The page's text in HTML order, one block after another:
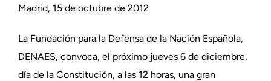
Madrid, 15 de octubre de 2012
La Fundación para la Defensa de la Nación Española,
DENAES, convoca, el próximo jueves 6 de diciembre,
día de la Constitución, a las 12 horas, una gran